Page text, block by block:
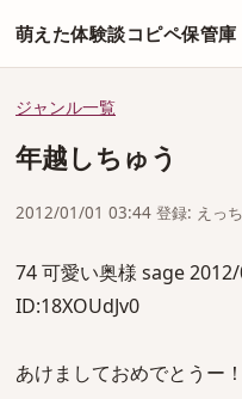
萌えた体験談コピペ保管庫
ジャンル一覧
年越しちゅう
2012/01/01 03:44 登録: えっ
74 可愛い奥様 sage
ID:18XOUdJv0
あけましておめでとうー！